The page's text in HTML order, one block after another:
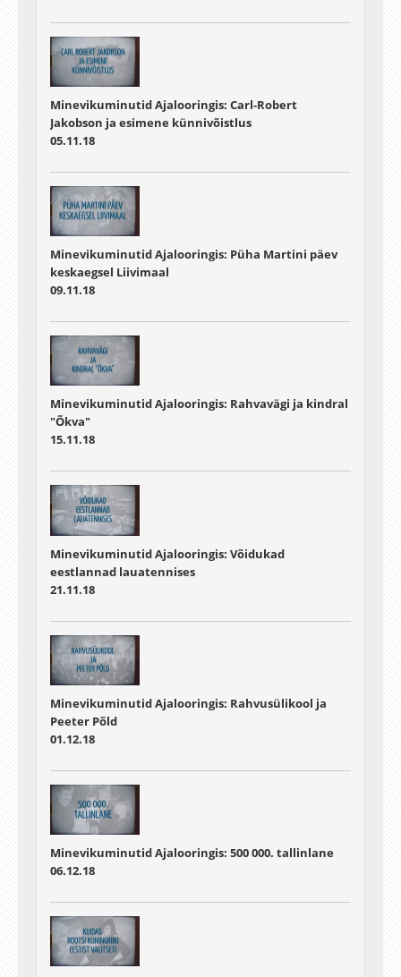
Minevikuminutid Ajalooringis: Carl-Robert
Jakobson ja esimene künnivõistlus
05.11.18
Minevikuminutid Ajalooringis: Püha Martini päev
keskaegsel Liivimaal
09.11.18
Minevikuminutid Ajalooringis: Rahvavägi ja kindral
"Õkva"
15.11.18
Minevikuminutid Ajalooringis: Võidukad
eestlannad lauatennises
21.11.18
Minevikuminutid Ajalooringis: Rahvusülikool ja
Peeter Põld
01.12.18
Minevikuminutid Ajalooringis: 500 000. tallinlane
06.12.18